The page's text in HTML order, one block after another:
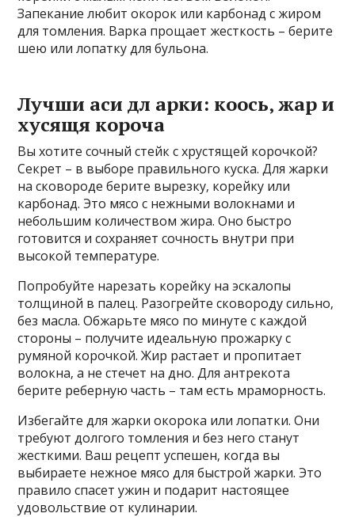
Запекание любит окорок или карбонад с жиром
для томления. Варка прощает жесткость – берите
шею или лопатку для бульона.
Лучши аси дл арки: коось‚ жар и
хусящя короча
Вы хотите сочный стейк с хрустящей корочкой?
Секрет – в выборе правильного куска. Для жарки
на сковороде берите вырезку‚ корейку или
карбонад. Это мясо с нежными волокнами и
небольшим количеством жира. Оно быстро
готовится и сохраняет сочность внутри при
высокой температуре.
Попробуйте нарезать корейку на эскалопы
толщиной в палец. Разогрейте сковороду сильно‚
без масла. Обжарьте мясо по минуте с каждой
стороны – получите идеальную прожарку с
румяной корочкой. Жир растает и пропитает
волокна‚ а не стечет на дно. Для антрекота
берите реберную часть – там есть мраморность.
Избегайте для жарки окорока или лопатки. Они
требуют долгого томления и без него станут
жесткими. Ваш рецепт успешен‚ когда вы
выбираете нежное мясо для быстрой жарки. Это
правило спасет ужин и подарит настоящее
удовольствие от кулинарии.